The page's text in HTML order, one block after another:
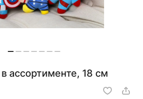
ассортименте, 18 см